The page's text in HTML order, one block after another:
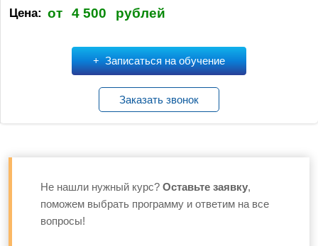
Цена: от 4 500 рублей
Записаться на обучение
Заказать звонок
Не нашли нужный курс? Оставьте заявку,
поможем выбрать программу и ответим на все
вопросы!